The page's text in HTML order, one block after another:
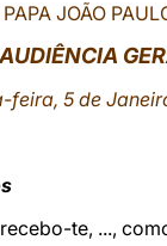
PAPA JOÃO
AUDIÊNCIA
feira, 5 de
te, ...,